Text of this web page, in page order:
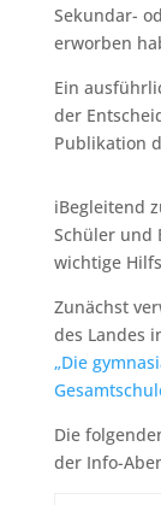
Sekundar-
erworben
Ein
der
Publikation
iBegleitend
Schüler und
wichtige
Zunächst
des Landes
„Die
Die
der Info-